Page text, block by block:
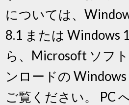
については、
8.1 または Windows
ら、Microsoft ソフ
ンロードの
ご覧ください。 PC